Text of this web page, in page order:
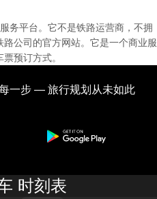
务平台。它不是铁路运营商，不拥
公司的官方网站。它是一个商业服
预订方式。
一步 — 旅行规划从未如此
时刻表